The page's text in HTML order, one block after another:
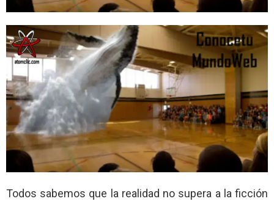
Todos sabemos que la realidad no supera a la ficción